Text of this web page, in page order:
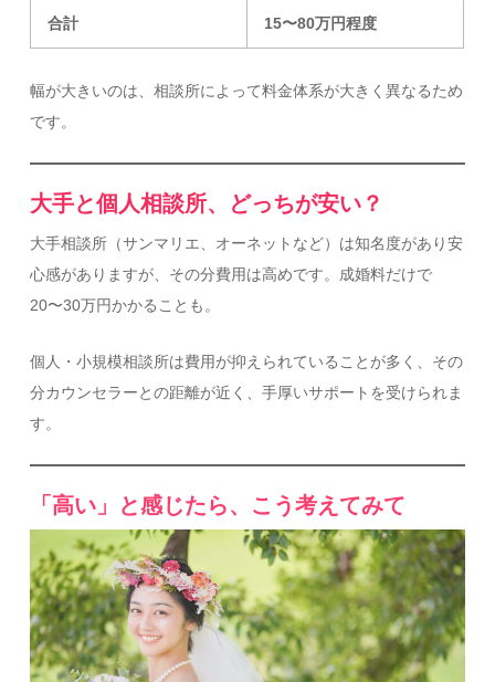
合計 15〜80万円程度
幅が大きいのは、相談所によって料金体系が大きく異なるため
です。
大手と個人相談所、どっちが安い？
大手相談所（サンマリエ、オーネットなど）は知名度があり安
心感がありますが、その分費用は高めです。成婚料だけで
20〜30万円かかることも。
個人・小規模相談所は費用が抑えられていることが多く、その
分カウンセラーとの距離が近く、手厚いサポートを受けられま
す。
「高い」と感じたら、こう考えてみて